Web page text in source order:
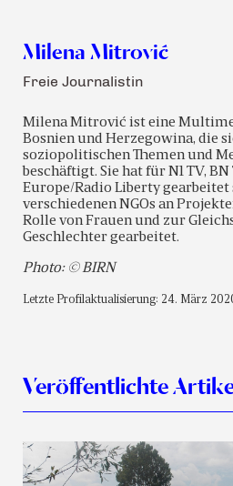
Milena Mitrović
Freie Journalistin
Milena Mitrović ist eine
Bosnien und Herzegowina, die
soziopolitischen Themen und
beschäftigt. Sie hat für N1 TV,
Europe/Radio Liberty
verschiedenen NGOs an
Rolle von Frauen und zur
Geschlechter gearbeitet.
Photo: © BIRN
Letzte Profilaktualisierung: 24. März
Veröffentlichte